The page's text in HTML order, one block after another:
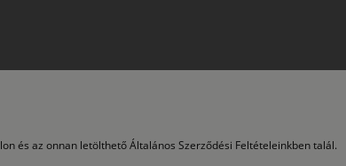
és az onnan letölthető Általános Szerződési Feltételeinkben talál.